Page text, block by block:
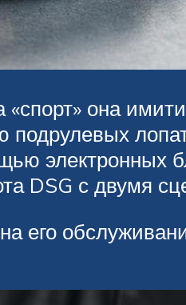
она
электронных
DSG с двумя
его